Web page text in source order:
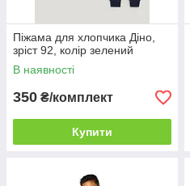
Піжама для хлопчика Діно,
зріст 92, колір зелений
В наявності
350 ₴/комплект
Купити